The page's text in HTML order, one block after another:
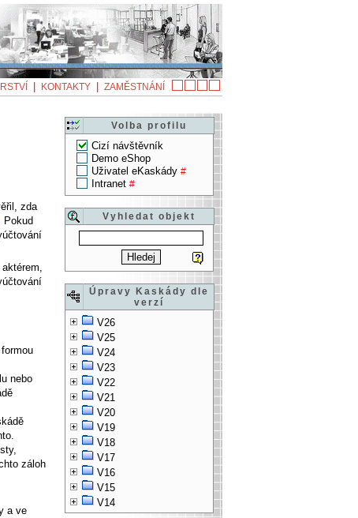
KONTAKTY ZAMĚSTNÁNÍ
Volba profilu
Cizí návštěvník
Demo eShop
Uživatel eKaskády #
Intranet #
Vyhledat objekt
Úpravy Kaskády dle
verzí
V26
V25
V24
V23
V22
V21
V20
V19
V18
V17
V16
V15
V14
zda
Pokud
nebo
záloh
a ve